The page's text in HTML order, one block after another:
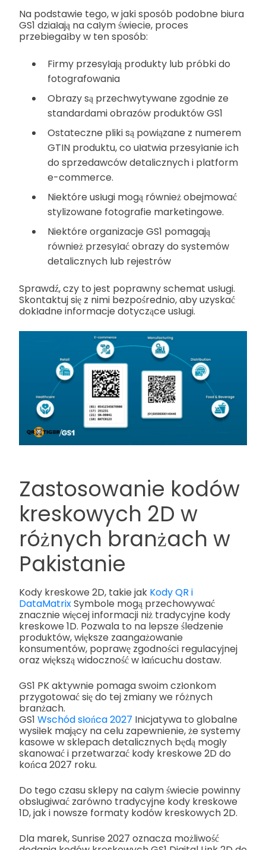
Na podstawie tego, w jaki sposób podobne biura
GS1 działają na całym świecie, proces
przebiegałby w ten sposób:
Firmy przesyłają produkty lub próbki do
fotografowania
Obrazy są przechwytywane zgodnie ze
standardami obrazów produktów GS1
Ostateczne pliki są powiązane z numerem
GTIN produktu, co ułatwia przesyłanie ich
do sprzedawców detalicznych i platform
e-commerce.
Niektóre usługi mogą również obejmować
stylizowane fotografie marketingowe.
Niektóre organizacje GS1 pomagają
również przesyłać obrazy do systemów
detalicznych lub rejestrów
Sprawdź, czy to jest poprawny schemat usługi.
Skontaktuj się z nimi bezpośrednio, aby uzyskać
dokładne informacje dotyczące usługi.
Zastosowanie kodów
kreskowych 2D w
różnych branżach w
Pakistanie
Kody kreskowe 2D, takie jak Kody QR i
DataMatrixSymbole mogą przechowywać
znacznie więcej informacji niż tradycyjne kody
kreskowe 1D. Pozwala to na lepsze śledzenie
produktów, większe zaangażowanie
konsumentów, poprawę zgodności regulacyjnej
oraz większą widoczność w łańcuchu dostaw.
GS1 PK aktywnie pomaga swoim członkom
przygotować się do tej zmiany we różnych
branżach.
GS1 Wschód słońca 2027 Inicjatywa to globalne
wysiłek mający na celu zapewnienie, że systemy
kasowe w sklepach detalicznych będą mogły
skanować i przetwarzać kody kreskowe 2D do
końca 2027 roku.
Do tego czasu sklepy na całym świecie powinny
obsługiwać zarówno tradycyjne kody kreskowe
1D, jak i nowsze formaty kodów kreskowych 2D.
Dla marek, Sunrise 2027 oznacza możliwość